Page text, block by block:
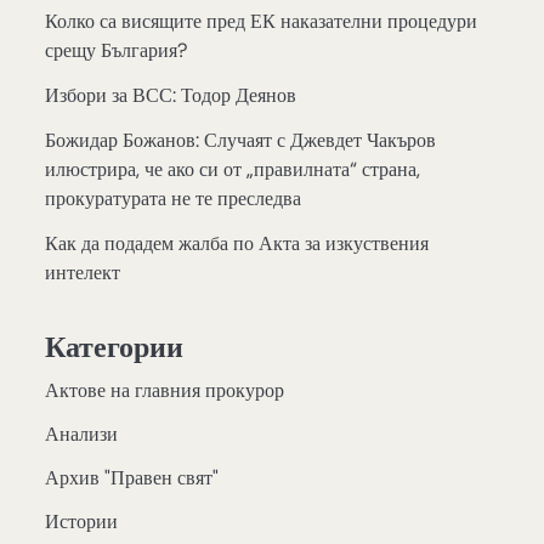
Колко са висящите пред ЕК наказателни процедури
срещу България?
Избори за ВСС: Тодор Деянов
Божидар Божанов: Случаят с Джевдет Чакъров
илюстрира, че ако си от „правилната“ страна,
прокуратурата не те преследва
Как да подадем жалба по Акта за изкуствения
интелект
Категории
Актове на главния прокурор
Анализи
Архив "Правен свят"
Истории